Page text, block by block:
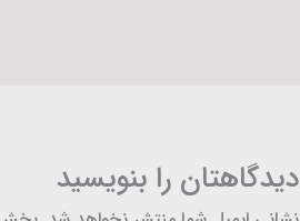
دیدگاهتان را بنویسید